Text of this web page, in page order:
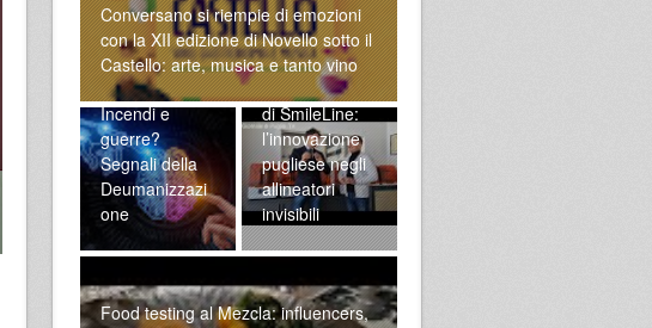
Conversano si riempie di emozioni
con la XII edizione di Novello sotto il
Castello: arte, musica e tanto vino
Incendi e
guerre?
Segnali della
Deumanizzazi
one
Alla scoperta
di SmileLine:
l’innovazione
pugliese negli
allineatori
invisibili
Food testing al Mezcla: influencers,